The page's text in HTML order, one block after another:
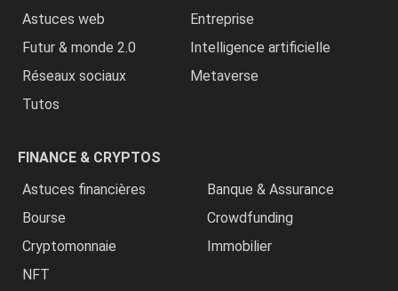
Astuces web
Entreprise
Futur & monde 2.0
Intelligence artificielle
Réseaux sociaux
Metaverse
Tutos
FINANCE & CRYPTOS
Astuces financières
Banque & Assurance
Bourse
Crowdfunding
Cryptomonnaie
Immobilier
NFT